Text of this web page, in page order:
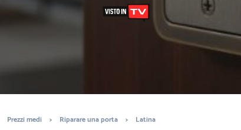
Prezzi medi > Riparare una porta > Latina